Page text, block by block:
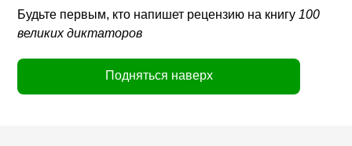
Будьте первым, кто напишет рецензию на книгу 100
великих диктаторов
Подняться наверх